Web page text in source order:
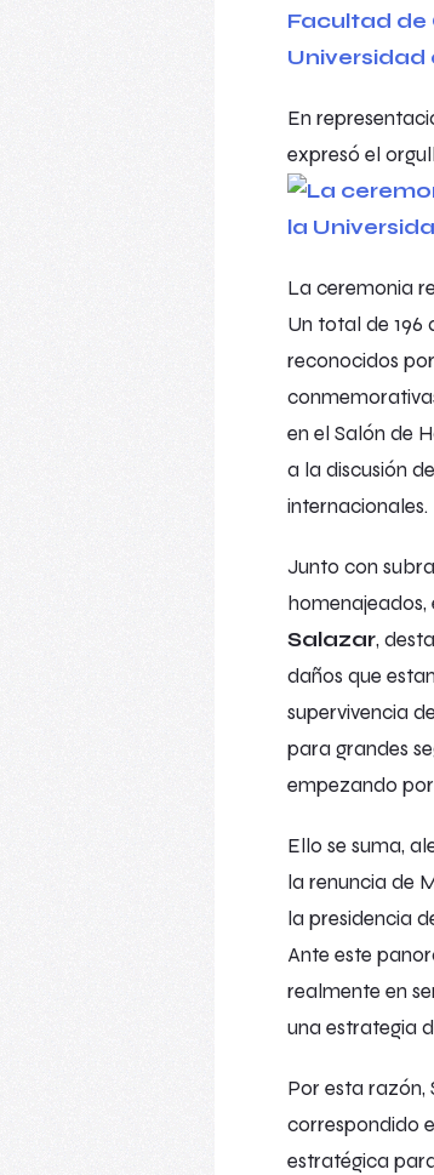
En
expresó el
La ceremonia
Un total de 196
reconocidos
en el Salón de
a la discusión
internacionales.
Junto con
homenajeados,
Salazar,
daños que
supervivencia
para grandes
empezando
Ello se suma,
la renuncia de
la presidencia
Ante este
realmente en
una estrategia
Por esta
correspondido
estratégica